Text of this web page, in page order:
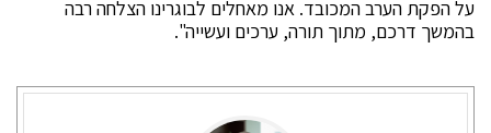
על הפקת הערב המכובד. אנו מאחלים לבוגרינו הצלחה רבה
בהמשך דרכם, מתוך תורה, ערכים ועשייה".